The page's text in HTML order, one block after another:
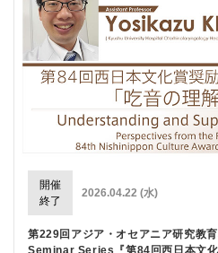
開催
終了
2026.04.22 (水)
第229回アジア・オセアニア研究教